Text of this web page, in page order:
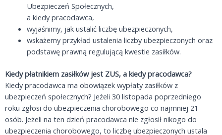
Ubezpieczeń Społecznych,
a kiedy pracodawca,
wyjaśnimy, jak ustalić liczbę ubezpieczonych,
wskażemy przykład ustalenia liczby ubezpieczonych oraz
podstawę prawną regulującą kwestie zasiłków.
Kiedy płatnikiem zasiłków jest ZUS, a kiedy pracodawca?
Kiedy pracodawca ma obowiązek wypłaty zasiłków z
ubezpieczeń społecznych? Jeżeli 30 listopada poprzedniego
roku zgłosi do ubezpieczenia chorobowego co najmniej 21
osób. Jeżeli na ten dzień pracodawca nie zgłosił nikogo do
ubezpieczenia chorobowego, to liczbę ubezpieczonych ustala